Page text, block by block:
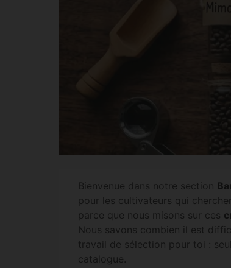
Bienvenue dans notre section
pour les cultivateurs qui
parce que nous misons sur ces
Nous savons combien il est
travail de sélection pour toi :
catalogue.